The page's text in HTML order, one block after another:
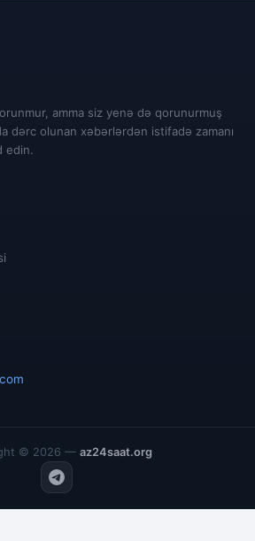
amma siz yenə də qorunurmuş
dərc olunan xəbərlərdən istifadə zamanı
edin.
© 2026 — az24saat.org